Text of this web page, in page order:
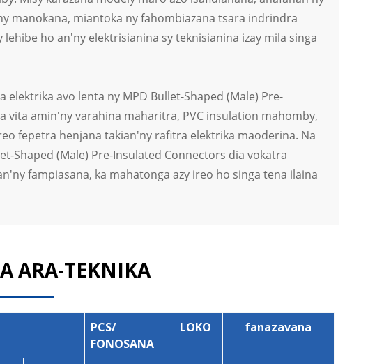
manokana, miantoka ny fahombiazana tsara indrindra
ho an'ny elektrisianina sy teknisianina izay mila singa
avo lenta ny MPD Bullet-Shaped (Male) Pre-
amin'ny varahina maharitra, PVC insulation mahomby,
fepetra henjana takian'ny rafitra elektrika maoderina. Na
Shaped (Male) Pre-Insulated Connectors dia vokatra
fampiasana, ka mahatonga azy ireo ho singa tena ilaina
ARA-TEKNIKA
PCS/
FONOSANA
LOKO fanazavana